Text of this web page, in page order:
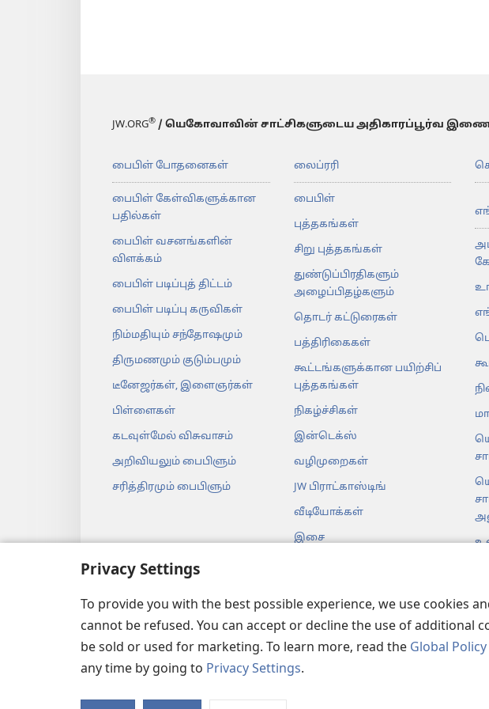
Privacy Settings
To provide you with the best possible experience, we use cookies
cannot be refused. You can accept or decline the use of additional
be sold or used for marketing. To learn more, read the Global
any time by going to Privacy Settings.
JW.ORG® / யெகோவாவின் சாட்சிகளுடைய அதிகாரப்பூர்வ
பைபிள் போதனைகள்
பைபிள் கேள்விகளுக்கான
பதில்கள்
பைபிள் வசனங்களின்
விளக்கம்
பைபிள் படிப்புத் திட்டம்
பைபிள் படிப்பு கருவிகள்
நிம்மதியும் சந்தோஷமும்
திருமணமும் குடும்பமும்
டீனேஜர்கள், இளைஞர்கள்
பிள்ளைகள்
கடவுள்மேல் விசுவாசம்
அறிவியலும் பைபிளும்
சரித்திரமும் பைபிளும்
லைப்ரரி
பைபிள்
புத்தகங்கள்
சிறு புத்தகங்கள்
துண்டுப்பிரதிகளும்
அழைப்பிதழ்களும்
தொடர் கட்டுரைகள்
பத்திரிகைகள்
கூட்டங்களுக்கான பயிற்சிப்
புத்தகங்கள்
நிகழ்ச்சிகள்
இன்டெக்ஸ்
வழிமுறைகள்
JW பிராட்காஸ்டிங்
வீடியோக்கள்
இசை
வாசிப்பு
Copyright © 2026 Watch Tower Bible and Tract Society